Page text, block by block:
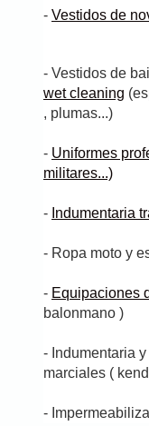
- Vestidos de
- Vestidos de
wet cleaning
, plumas...)
- Uniformes
militares...)
- Indumentaria
- Ropa moto y
- Equipaciones
balonmano )
- Indumentaria
marciales (
-